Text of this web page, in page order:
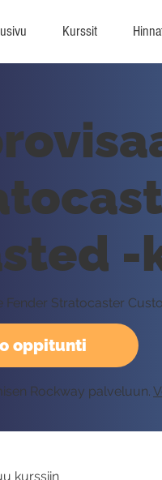
Kurssit
oppitunti
Fender Stratocaster
Rockway palveluun.
kurssiin